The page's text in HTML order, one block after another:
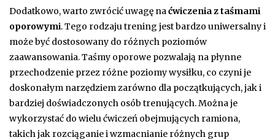
Dodatkowo, warto zwrócić uwagę naćwiczenia z taśmami
oporowymi. Tego rodzaju trening jest bardzo uniwersalny i
może być dostosowany do różnych poziomów
zaawansowania. Taśmy oporowe pozwalają na płynne
przechodzenie przez różne poziomy wysiłku, co czyni je
doskonałym narzędziem zarówno dla początkujących, jak i
bardziej doświadczonych osób trenujących. Można je
wykorzystać do wielu ćwiczeń obejmujących ramiona,
takich jak rozciąganie i wzmacnianie różnych grup